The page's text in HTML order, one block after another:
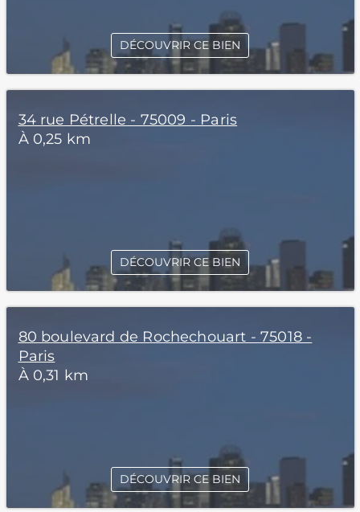
DÉCOUVRIR CE BIEN
34 rue Pétrelle - 75009 - Paris
À 0,25 km
DÉCOUVRIR CE BIEN
80 boulevard de Rochechouart - 75018 -
Paris
À 0,31 km
DÉCOUVRIR CE BIEN